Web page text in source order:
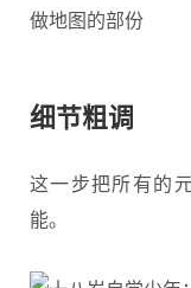
做地图的部份
细节粗调
这一步把所有的
能。